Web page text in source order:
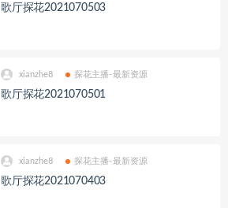
歌厅探花2021070503
xianzhe8 探花主播-最新资源
歌厅探花2021070501
xianzhe8 探花主播-最新资源
歌厅探花2021070403